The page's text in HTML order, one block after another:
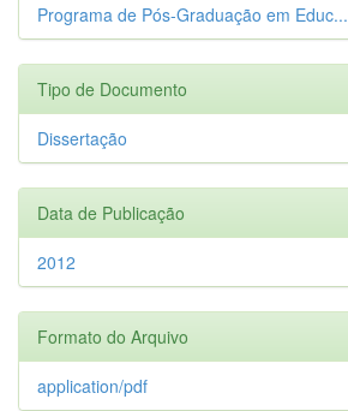
Programa de Pós-Graduação em Educ...
Tipo de Documento
Dissertação
Data de Publicação
2012
Formato do Arquivo
application/pdf